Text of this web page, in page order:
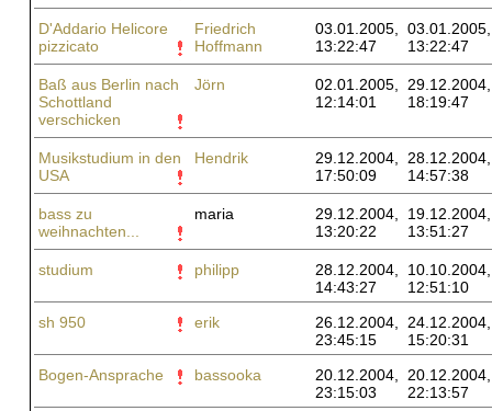
D'Addario Helicore
pizzicato
Friedrich
Hoffmann
03.01.2005,
13:22:47
03.01.2005,
13:22:47
Baß aus Berlin nach
Schottland
verschicken
Jörn
02.01.2005,
12:14:01
29.12.2004,
18:19:47
Musikstudium in den
USA
Hendrik
29.12.2004,
17:50:09
28.12.2004,
14:57:38
bass zu
weihnachten...
maria
29.12.2004,
13:20:22
19.12.2004,
13:51:27
studium philipp
28.12.2004,
14:43:27
10.10.2004,
12:51:10
sh 950
erik
26.12.2004,
23:45:15
24.12.2004,
15:20:31
Bogen-Ansprache
bassooka
20.12.2004,
23:15:03
20.12.2004,
22:13:57